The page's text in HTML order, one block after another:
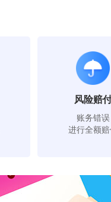
风险赔
账务错误
进行全额赔